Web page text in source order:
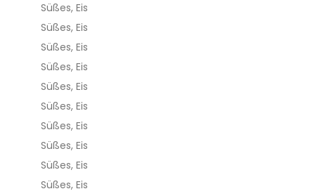
Süßes, Eis
Süßes, Eis
Süßes, Eis
Süßes, Eis
Süßes, Eis
Süßes, Eis
Süßes, Eis
Süßes, Eis
Süßes, Eis
Süßes, Eis